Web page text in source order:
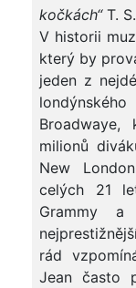
kočkách“ T.
V historii
který by
jeden z
milionů
New
celých 21
Grammy
rád
Jean často